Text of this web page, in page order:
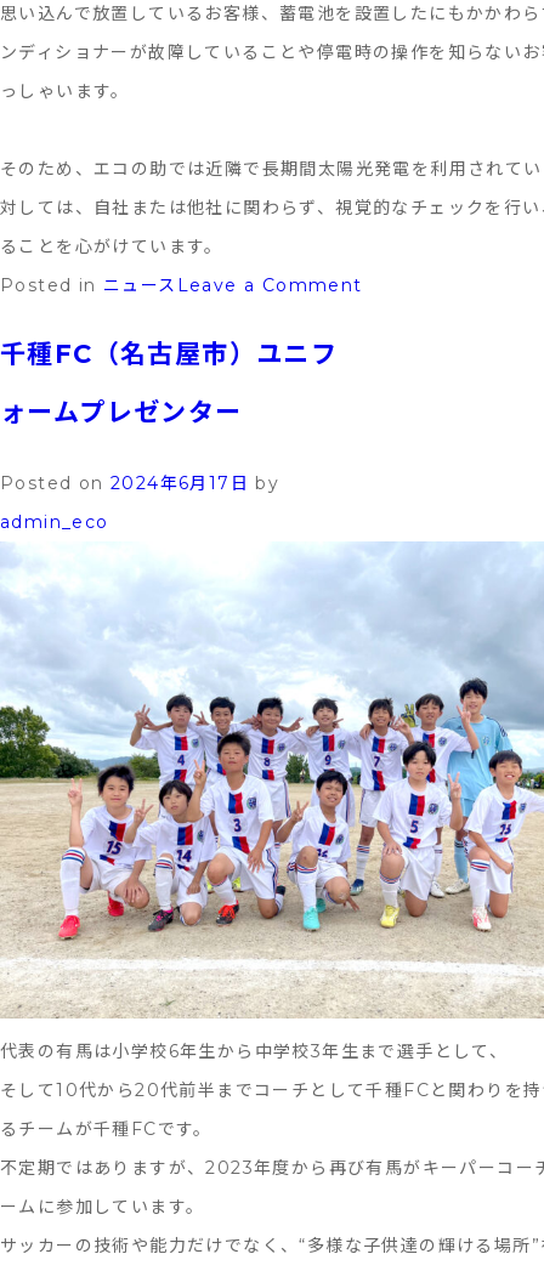
思い込んで放置しているお客様、蓄電池を設置したにもかかわ
ンディショナーが故障していることや停電時の操作を知らない
っしゃいます。
そのため、エコの助では近隣で長期間太陽光発電を利用されて
対しては、自社または他社に関わらず、視覚的なチェックを行
ることを心がけています。
Posted in ニュース Leave a Comment
一」
る
ス
タ
ン
ス
千種FC（名古屋市）ユニフ
ォームプレゼンター
Posted on2024年6月17日 by
admin_eco
代表の有馬は小学校6年生から中学校3年生まで選手として、
そして10代から20代前半までコーチとして千種FCと関わりを
るチームが千種FCです。
不定期ではありますが、2023年度から再び有馬がキーパーコー
ームに参加しています。
サッカーの技術や能力だけでなく、“多様な子供達の輝ける場所